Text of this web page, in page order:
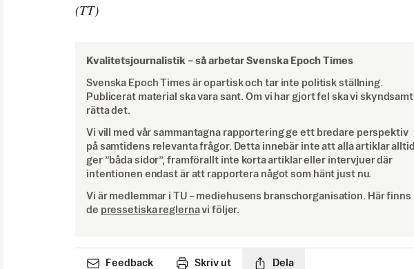
(TT)
Kvalitetsjournalistik – så arbetar Svenska Epoch Times
Svenska Epoch Times är opartisk och tar inte politisk ställning.
Publicerat material ska vara sant. Om vi har gjort fel ska vi skyndsamt
rätta det.
Vi vill med vår sammantagna rapportering ge ett bredare perspektiv
på samtidens relevanta frågor. Detta innebär inte att alla artiklar alltid
ger ”båda sidor”, framförallt inte korta artiklar eller intervjuer där
intentionen endast är att rapportera något som hänt just nu.
Vi är medlemmar i TU – mediehusens branschorganisation. Här finns
de pressetiska reglernavi följer.
Feedback Skriv ut Dela